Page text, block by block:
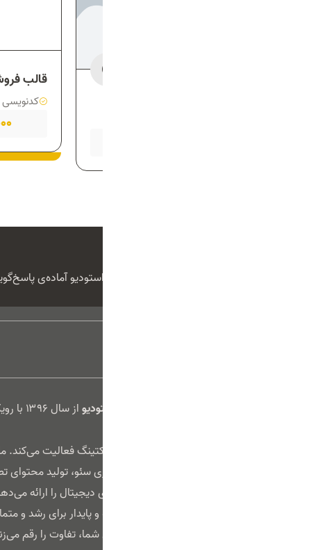
قالب
کدنویسی
همکاران ما در تیم پشتیبانی فیداراستودیو آماده‌ی
فیدار استودیو از
متعهد، در حوزه خدمات دیجیتال مارکتینگ فعالیت
طراحی و توسعه وب‌سایت، بهینه‌سازی سئو، تولید
اجتماعی، تبلیغات گوگل و کمپین‌های دیجیتال را ارائه
هدف ما خلق راهکارهای هوشمندانه و پایدار برای رشد و
آنلاین است؛ جایی که حضور حرفه‌ای شما، تفاوت را رقم